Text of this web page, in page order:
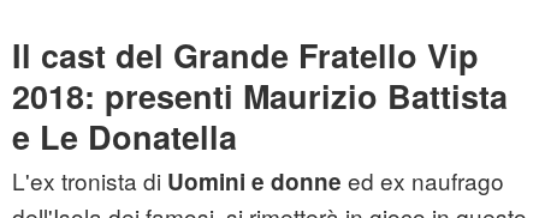
Il cast del Grande Fratello Vip
2018: presenti Maurizio Battista
e Le Donatella
L'ex tronista di Uomini e donne ed ex naufrago